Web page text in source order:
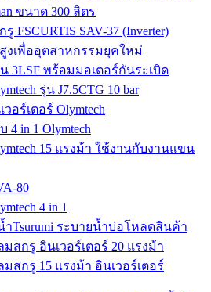
ขนาด 300 ลิตร
FSCURTIS SAV-37 (Inverter)
งเพื่ออุตสาหกรรมยุคใหม่
3LSF พร้อมมอเตอร์กันระเบิด
รุ่น J7.5CTG 10 bar
อร์เตอร์ Olymtech
in 1 Olymtech
15 แรงม้า ใช้งานกับงานแขน
80
4 in 1
Tsurumi ระบายน้ำบ่อโหลดสินค้า
สกรู อินเวอร์เตอร์ 20 แรงม้า
สกรู 15 แรงม้า อินเวอร์เตอร์